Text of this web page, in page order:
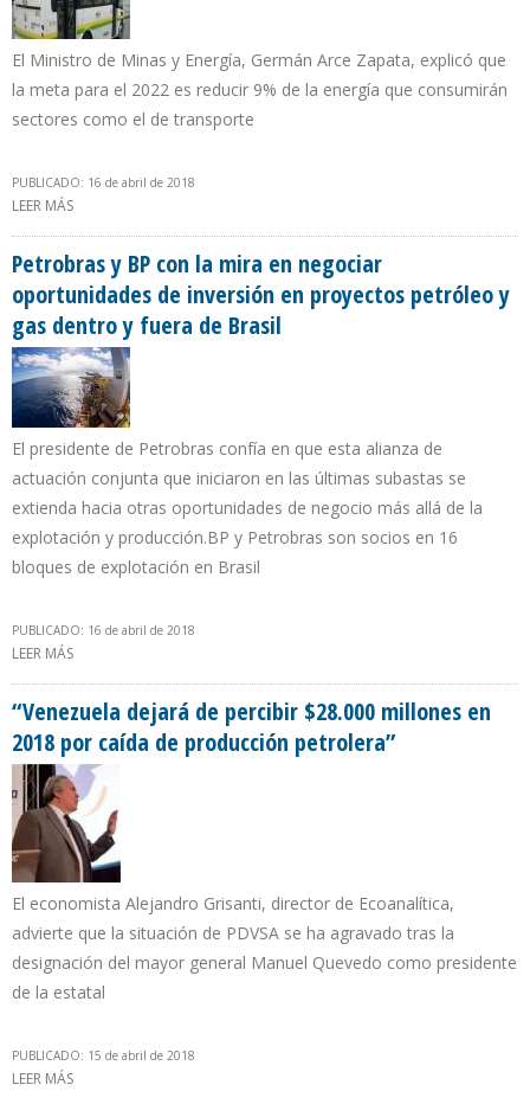
El Ministro de Minas y Energía, Germán Arce Zapata, explicó que
la meta para el 2022 es reducir 9% de la energía que consumirán
sectores como el de transporte
PUBLICADO: 16 de abril de 2018
LEER MÁS
Petrobras y BP con la mira en negociar
oportunidades de inversión en proyectos petróleo y
gas dentro y fuera de Brasil
El presidente de Petrobras confía en que esta alianza de
actuación conjunta que iniciaron en las últimas subastas se
extienda hacia otras oportunidades de negocio más allá de la
explotación y producción.BP y Petrobras son socios en 16
bloques de explotación en Brasil
PUBLICADO: 16 de abril de 2018
LEER MÁS
DENTRO Y FUERA DE BRASIL
“Venezuela dejará de percibir $28.000 millones en
2018 por caída de producción petrolera”
El economista Alejandro Grisanti, director de Ecoanalítica,
advierte que la situación de PDVSA se ha agravado tras la
designación del mayor general Manuel Quevedo como presidente
de la estatal
PUBLICADO: 15 de abril de 2018
LEER MÁS